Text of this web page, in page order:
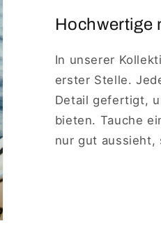
Hochwertige
In unserer
erster Stelle.
Detail gefertigt,
bieten. Tauche
nur gut aussieht,